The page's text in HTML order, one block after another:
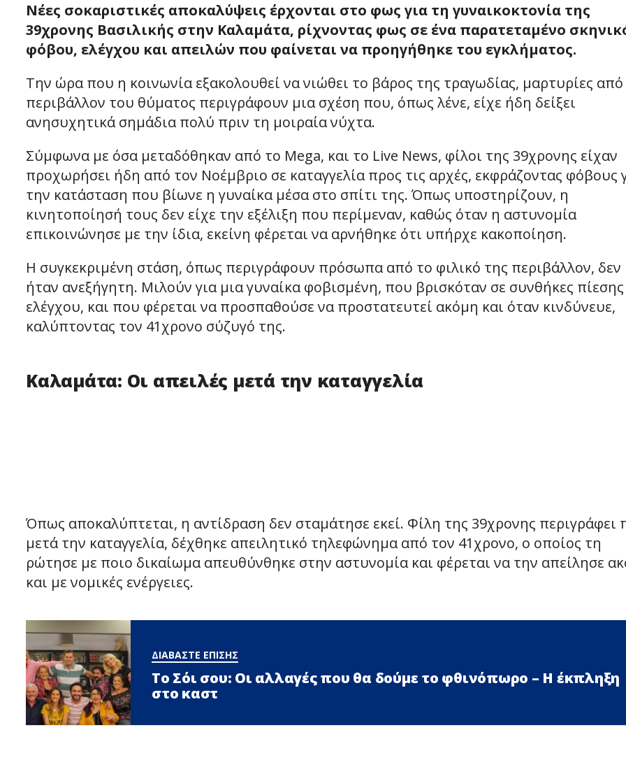
Νέες σοκαριστικές αποκαλύψεις έρχονται στο φως για τη γυναικοκτονία της
39χρονης Βασιλικής στην Καλαμάτα, ρίχνοντας φως σε ένα παρατεταμένο
φόβου, ελέγχου και απειλών που φαίνεται να προηγήθηκε του εγκλήματος.
Την ώρα που η κοινωνία εξακολουθεί να νιώθει το βάρος της τραγωδίας, μαρτυρίες από
περιβάλλον του θύματος περιγράφουν μια σχέση που, όπως λένε, είχε ήδη δείξει
ανησυχητικά σημάδια πολύ πριν τη μοιραία νύχτα.
Σύμφωνα με όσα μεταδόθηκαν από το Mega, και το Live News, φίλοι της 39χρονης είχαν
προχωρήσει ήδη από τον Νοέμβριο σε καταγγελία προς τις αρχές, εκφράζοντας φόβους
την κατάσταση που βίωνε η γυναίκα μέσα στο σπίτι της. Όπως υποστηρίζουν, η
κινητοποίησή τους δεν είχε την εξέλιξη που περίμεναν, καθώς όταν η αστυνομία
επικοινώνησε με την ίδια, εκείνη φέρεται να αρνήθηκε ότι υπήρχε κακοποίηση.
Η συγκεκριμένη στάση, όπως περιγράφουν πρόσωπα από το φιλικό της περιβάλλον, δεν
ήταν ανεξήγητη. Μιλούν για μια γυναίκα φοβισμένη, που βρισκόταν σε συνθήκες πίεσης
ελέγχου, και που φέρεται να προσπαθούσε να προστατευτεί ακόμη και όταν κινδύνευε,
καλύπτοντας τον 41χρονο σύζυγό της.
Καλαμάτα: Οι απειλές μετά την καταγγελία
Όπως αποκαλύπτεται, η αντίδραση δεν σταμάτησε εκεί. Φίλη της 39χρονης περιγράφει
μετά την καταγγελία, δέχθηκε απειλητικό τηλεφώνημα από τον 41χρονο, ο οποίος τη
ρώτησε με ποιο δικαίωμα απευθύνθηκε στην αστυνομία και φέρεται να την απείλησε
και με νομικές ενέργειες.
ΔΙΑΒΑΣΤΕ ΕΠΙΣΗΣ
Το Σόι σου: Οι αλλαγές που θα δούμε το φθινόπωρο – Η έκπληξη
στο καστ